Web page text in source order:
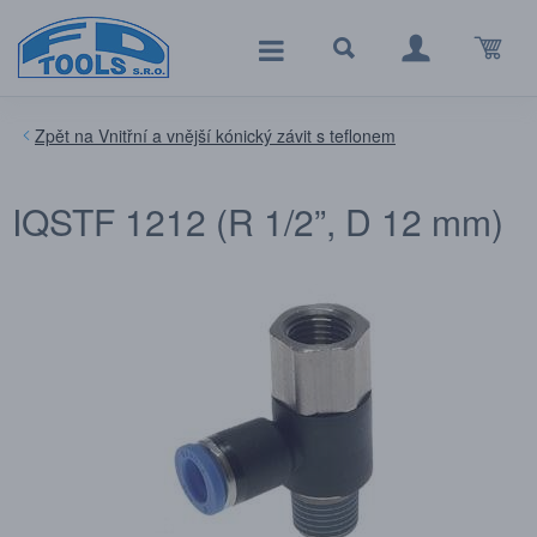
Vnitřní a vnější kónický závit s teflonem
IQSTF 1212 (R 1/2”, D 12 mm)